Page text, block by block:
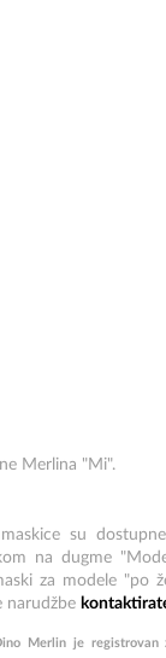
Merlina "Mi".
su
na dugme
za modele "po
narudžbe
Merlin je